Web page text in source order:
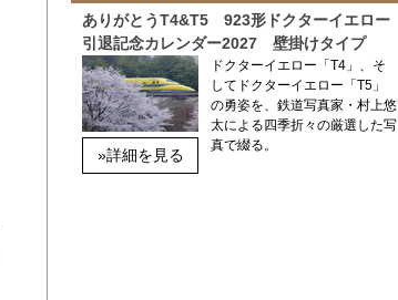
ありがとうT4&T5 923形ドクターイエロー
引退記念カレンダー2027 壁掛けタイプ
»詳細を見る
ドクターイエロー「T4」、そ
してドクターイエロー「T5」
の勇姿を、鉄道写真家・村上悠
太による四季折々の厳選した写
真で綴る。